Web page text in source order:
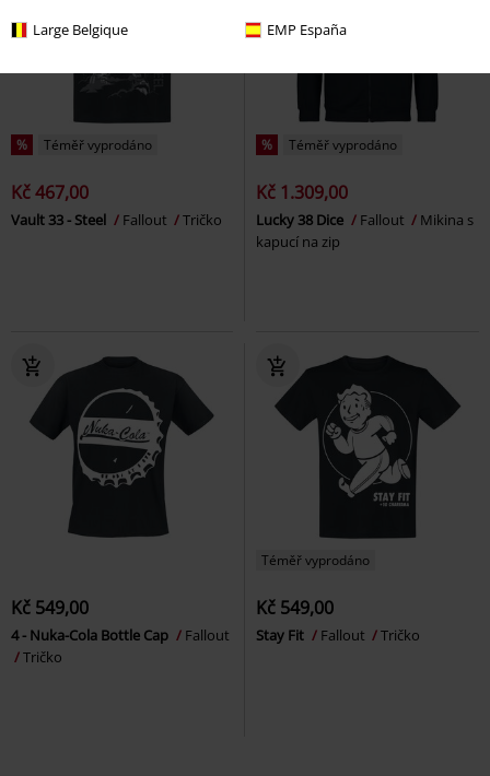
Large Belgique EMP España
% Téměř vyprodáno
Kč 467,00
Vault 33 - Steel Fallout Tričko
% Téměř vyprodáno
Kč 1.309,00
Lucky 38 Dice Fallout
Mikina s
kapucí na zip
Kč 549,00
4 - Nuka-Cola Bottle Cap
Fallout
Tričko
Téměř vyprodáno
Kč 549,00
Stay Fit Fallout Tričko